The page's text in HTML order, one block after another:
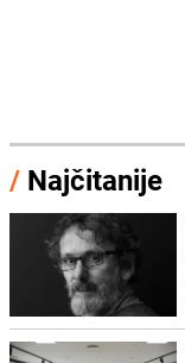
/ Najčitanije